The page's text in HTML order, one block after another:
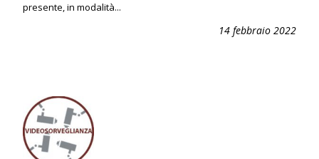
presente, in modalità...
14 febbraio 2022